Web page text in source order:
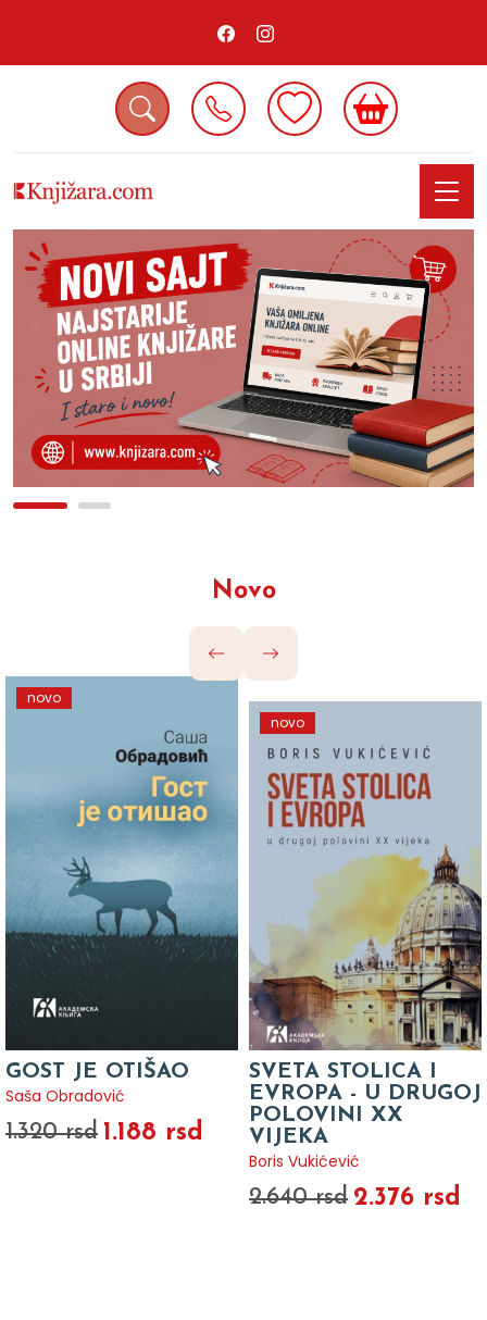
Novo
novo
GOST JE OTIŠAO
Saša Obradović
1.320 rsd 1.188 rsd
novo
SVETA STOLICA I
EVROPA - U DRUGOJ
POLOVINI XX
VIJEKA
Boris Vukićević
2.640 rsd 2.376 rsd